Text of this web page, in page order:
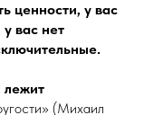
ценности, у вас
вас нет
лежит
(Михаил